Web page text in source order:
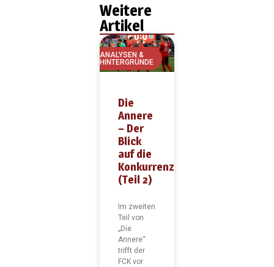
Weitere
Artikel
ANALYSEN &
HINTERGRÜNDE
Die
Annere
– Der
Blick
auf die
Konkurrenz
(Teil 2)
Im zweiten
Teil von
„Die
Annere“
trifft der
FCK vor